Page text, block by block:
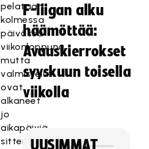
pelataan
kolmessa
päivässä
viikonloppuna,
mutta
valmistelut
ovat
alkaneet
jo
aikapäiviä
sitten.
F-liigan alku
häämöttää:
Avauskierrokset
syyskuun toisella
viikolla
UUSIMMAT